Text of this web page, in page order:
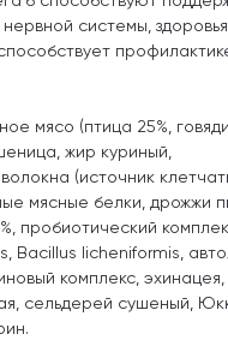
системы,
мясо (птица 25%,
жир куриный,
(источник
мясные белки, дрожжи
пробиотический
Bacillus licheniformis,
комплекс,
сельдерей сушеный,